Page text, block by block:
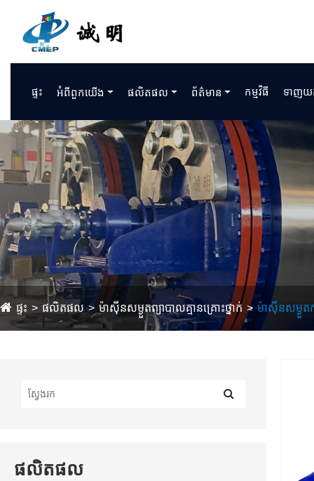
ផ្ទះ អំពីពួកយើង ផលិតផល ព័ត៌មាន កម្មវិធី ទាញយ
ផ្ទះ ផលិតផល ម៉ាស៊ីនសម្ងួតព្យាបាលគ្មានគ្រោះថ្នាក់ ម៉ាស៊ីនសម្ងួ
ផលិតផល